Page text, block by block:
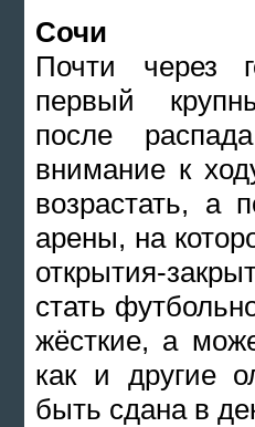
Сочи
Почти через
первый
после
внимание к
возрастать, а
арены, на
открытия-
стать
жёсткие, а
как и другие
быть сдана в